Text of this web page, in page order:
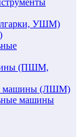
УШМ)
(ПШМ,
машины (ЛШМ)
машины